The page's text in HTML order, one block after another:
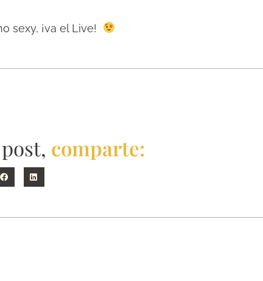
sexy, ¡va el Live!
comparte: